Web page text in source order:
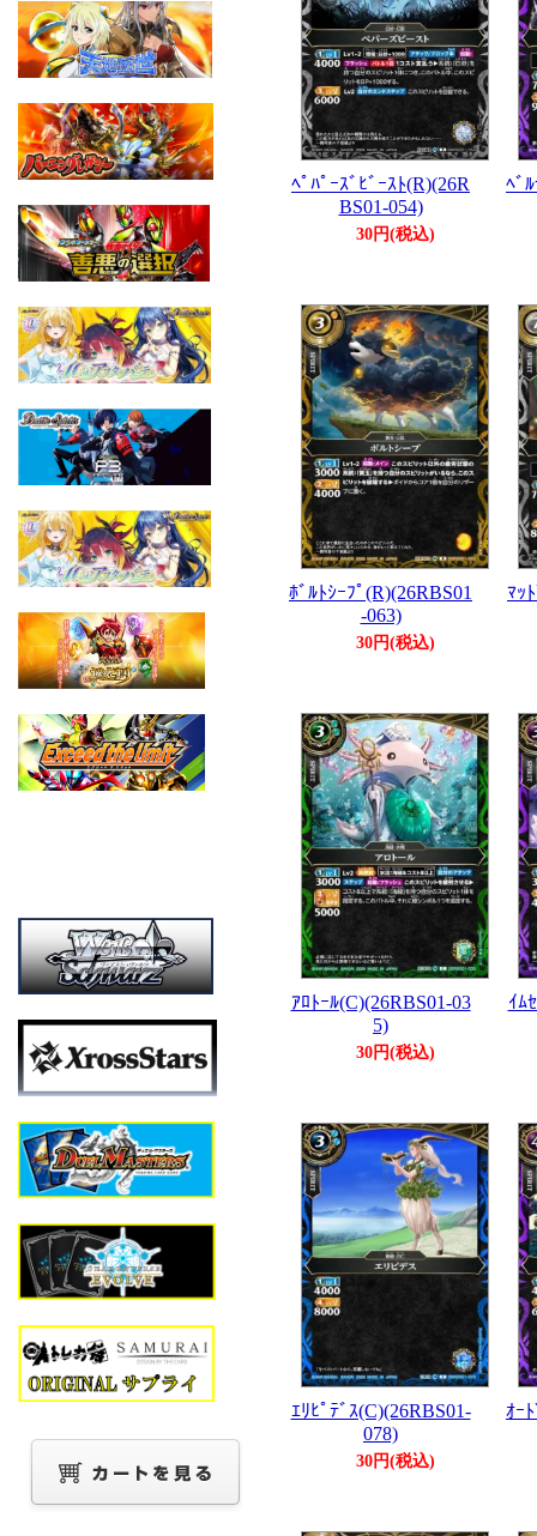
ﾍﾟﾊﾟｰｽﾞﾋﾞｰｽﾄ(R)(26R
BS01-054)
30円(税込)
ﾍﾞ
ﾎﾞﾙﾄｼｰﾌﾟ(R)(26RBS01
-063)
30円(税込)
ﾏｯ
ｱﾛﾄｰﾙ(C)(26RBS01-03
5)
30円(税込)
ｲﾑ
ｴﾘﾋﾟﾃﾞｽ(C)(26RBS01-
078)
30円(税込)
ｵｰ